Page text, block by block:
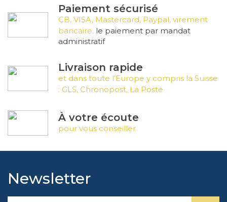
Paiement sécurisé
CB, VISA, Mastercard, Paypal, virement
bancaire. le paiement par mandat
administratif
Livraison rapide
et dans toute l’Europe y compris la Suisse
: GLS, Chronopost, La Poste
À votre écoute
pour vous conseiller
Newsletter